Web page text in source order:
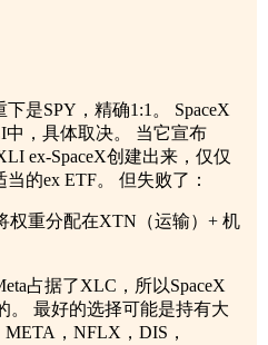
是SPY，精确1:1。 SpaceX
，具体取决。 当它宣布
ex-SpaceX创建出来，仅仅
的ex ETF。 但失败了：
权重分配在XTN（运输）+ 机
占据了XLC，所以SpaceX
。 最好的选择可能是持有大
，NFLX，DIS，